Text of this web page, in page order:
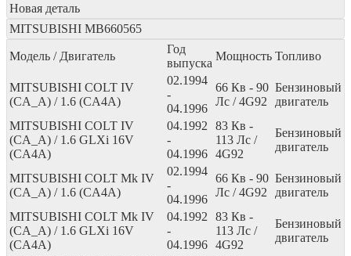
Новая деталь
MITSUBISHI MB660565
Модель / Двигатель
Год
выпуска
Мощность Топливо
MITSUBISHI COLT IV
(CA_A) / 1.6 (CA4A)
02.1994
-
04.1996
66 Кв - 90
Лс / 4G92
Бензиновый
двигатель
MITSUBISHI COLT IV
(CA_A) / 1.6 GLXi 16V
(CA4A)
04.1992
-
04.1996
83 Кв -
113 Лс /
4G92
Бензиновый
двигатель
MITSUBISHI COLT Mk IV
(CA_A) / 1.6 (CA4A)
02.1994
-
04.1996
66 Кв - 90
Лс / 4G92
Бензиновый
двигатель
MITSUBISHI COLT Mk IV
(CA_A) / 1.6 GLXi 16V
(CA4A)
04.1992
-
04.1996
83 Кв -
113 Лс /
4G92
Бензиновый
двигатель